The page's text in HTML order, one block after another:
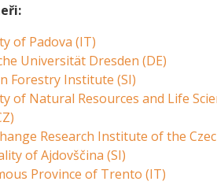
of Padova (IT)
Universität Dresden (DE)
Forestry Institute (SI)
of Natural Resources and Life
Research Institute of the
of Ajdovščina (SI)
Province of Trento (IT)